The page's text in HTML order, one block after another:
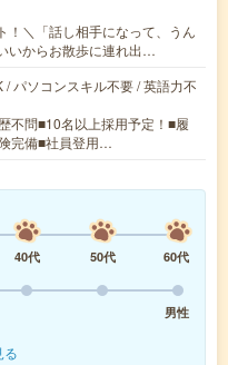
！＼「話し相手になって、うん
いからお散歩に連れ出…
パソコンスキル不要 / 英語力不
不問■10名以上採用予定！■履
完備■社員登用…
40代 50代
60代
男性
る